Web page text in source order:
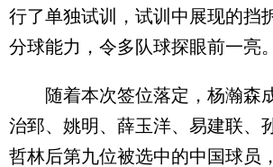
行了单独试训，试训中展现的挡
分球能力，令多队球探眼前一亮。
随着本次签位落定，杨瀚森
治郅、姚明、薛玉洋、易建联、
哲林后第九位被选中的中国球员